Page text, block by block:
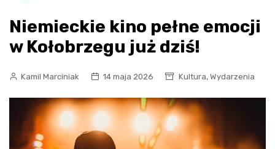
Niemieckie kino pełne emocji
w Kołobrzegu już dziś!
Kamil Marciniak 14 maja 2026 Kultura, Wydarzenia